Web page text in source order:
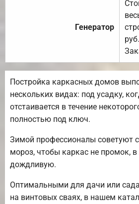
Генератор
Постройка каркасных домов
нескольких видах: под усадку,
отстаивается в течение
полностью под ключ.
Зимой профессионалы советуют
мороз, чтобы каркас не промок, в
дождливую.
Оптимальными для дачи или
на винтовых сваях, в нашем